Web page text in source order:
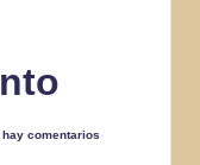
hay comentarios